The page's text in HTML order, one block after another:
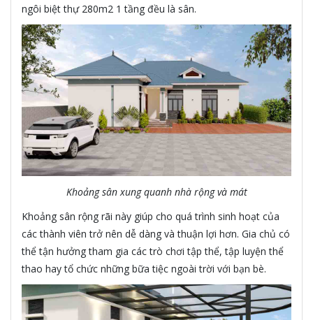
ngôi biệt thự 280m2 1 tầng đều là sân.
Khoảng sân xung quanh nhà rộng và mát
Khoảng sân rộng rãi này giúp cho quá trình sinh hoạt của
các thành viên trở nên dễ dàng và thuận lợi hơn. Gia chủ có
thể tận hưởng tham gia các trò chơi tập thể, tập luyện thể
thao hay tổ chức những bữa tiệc ngoài trời với bạn bè.